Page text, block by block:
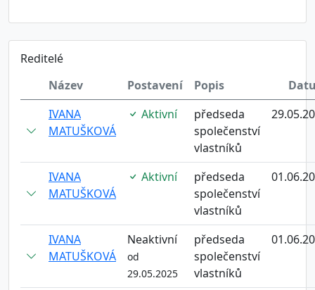
Reditelé
Název
Postavení Popis
IVANA
MATUŠKOVÁ
Aktivní
předseda
společenství
vlastníků
IVANA
MATUŠKOVÁ
Aktivní
předseda
společenství
vlastníků
IVANA
MATUŠKOVÁ
Neaktivní
od
29.05.2025
předseda
společenství
vlastníků